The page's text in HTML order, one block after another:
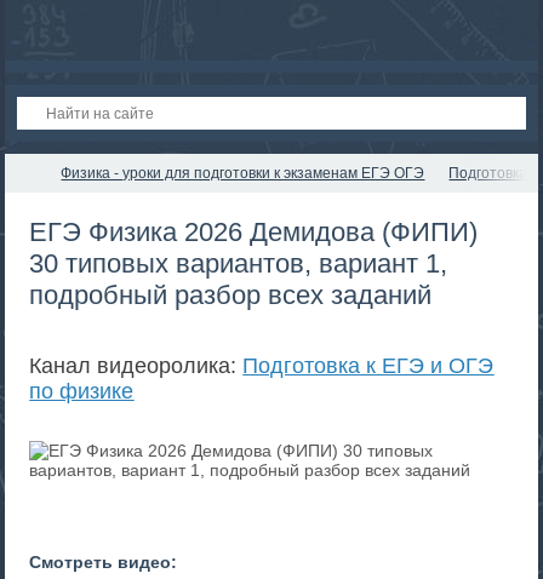
Физика - уроки для подготовки к экзаменам ЕГЭ ОГЭ Подготовка
ЕГЭ Физика 2026 Демидова (ФИПИ)
30 типовых вариантов, вариант 1,
подробный разбор всех заданий
Канал видеоролика: Подготовка к ЕГЭ и ОГЭ
по физике
Смотреть видео: